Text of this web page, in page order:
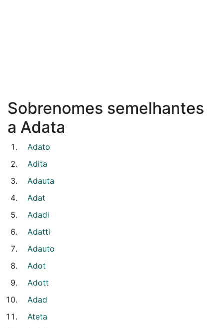
Sobrenomes semelhantes
a Adata
Adato
Adita
Adauta
Adat
Adadi
Adatti
Adauto
Adot
Adott
Adad
Ateta